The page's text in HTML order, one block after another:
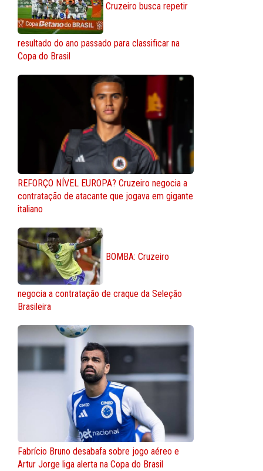
Cruzeiro busca repetir
resultado do ano passado para classificar na
Copa do Brasil
REFORÇO NÍVEL EUROPA? Cruzeiro negocia a
contratação de atacante que jogava em gigante
italiano
BOMBA: Cruzeiro
negocia a contratação de craque da Seleção
Brasileira
Fabrício Bruno desabafa sobre jogo aéreo e
Artur Jorge liga alerta na Copa do Brasil